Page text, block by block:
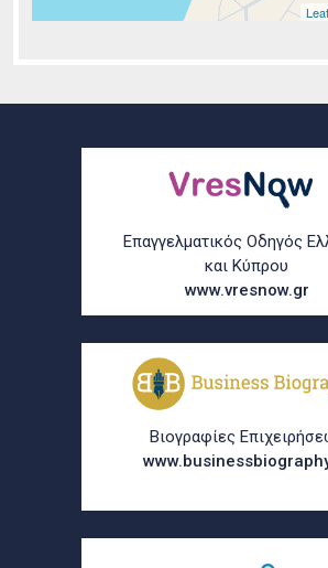
Επαγγελματικός Οδηγός
και Κύπρου
www.vresnow.gr
Βιογραφίες